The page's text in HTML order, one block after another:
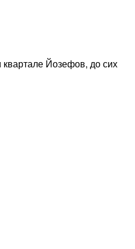
квартале Йозефов, до сих